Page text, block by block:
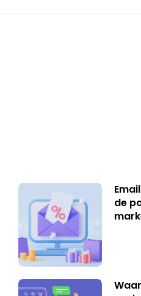
de